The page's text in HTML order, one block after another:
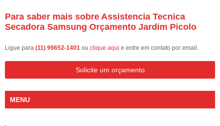
Para saber mais sobre Assistencia Tecnica
Secadora Samsung Orçamento Jardim Picolo
Ligue para (11) 99652-1401 ou clique aqui e entre em contato por email.
Solicite um orçamento
MENU